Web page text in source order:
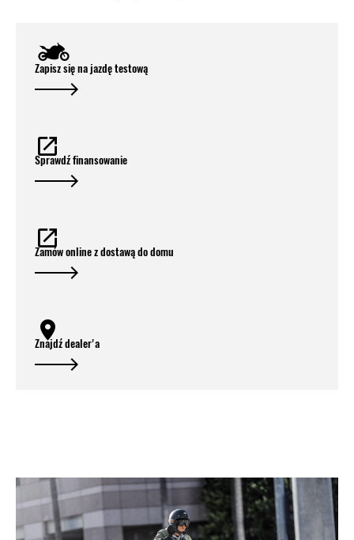
Zapisz się na jazdę testową
Sprawdź finansowanie
Zamów online z dostawą do domu
Znajdź dealer'a